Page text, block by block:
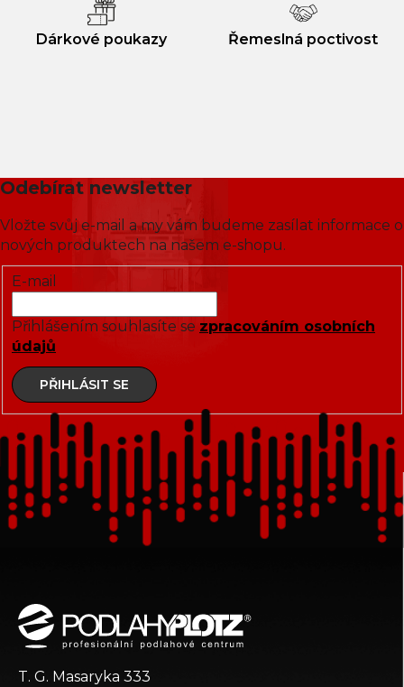
Dárkové poukazy Řemeslná poctivost
Odebírat newsletter
Vložte svůj e-mail a my vám budeme zasílat informace o
nových produktech na našem e-shopu.
E-mail
Přihlášením souhlasíte se zpracováním osobních
údajů
PŘIHLÁSIT SE
T. G. Masaryka 333